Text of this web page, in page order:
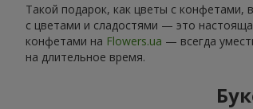
Такой подарок, как цветы с
с цветами и сладостями — это
конфетами на Flowers.ua — всегда
на длительное время.